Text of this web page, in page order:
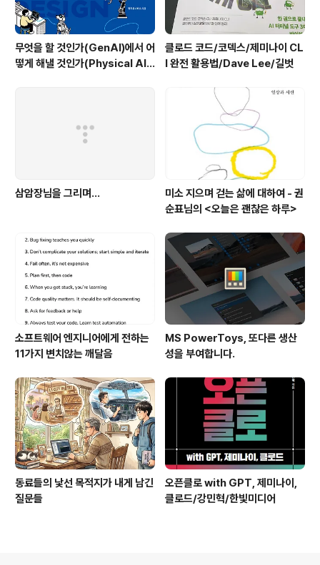
무엇을 할 것인가(GenAI)에서 어
떻게 해낼 것인가(Physical AI)
클로드 코드/코덱스/제미나이 CL
I 완전 활용법/Dave Lee/길벗
삼암장님을 그리며...
미소 지으며 걷는 삶에 대하여 - 권
순표님의 <오늘은 괜찮은 하루>
소프트웨어 엔지니어에게 전하는
11가지 변치않는 깨달음
MS PowerToys, 또다른 생산
성을 부여합니다.
동료들의 낯선 목적지가 내게 남긴
질문들
오픈클로 with GPT, 제미나이,
클로드/강민혁/한빛미디어